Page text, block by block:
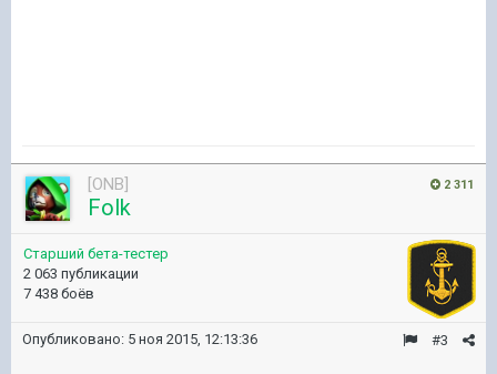
2 311
[ONB]
Folk
Старший бета-тестер
2 063 публикации
7 438 боёв
#3
Опубликовано: 5 ноя 2015, 12:13:36